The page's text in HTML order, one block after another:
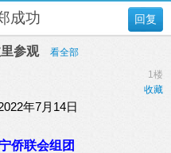
回复
成功
参观 看全部
1楼
收藏
年7月14日
侨联会组团